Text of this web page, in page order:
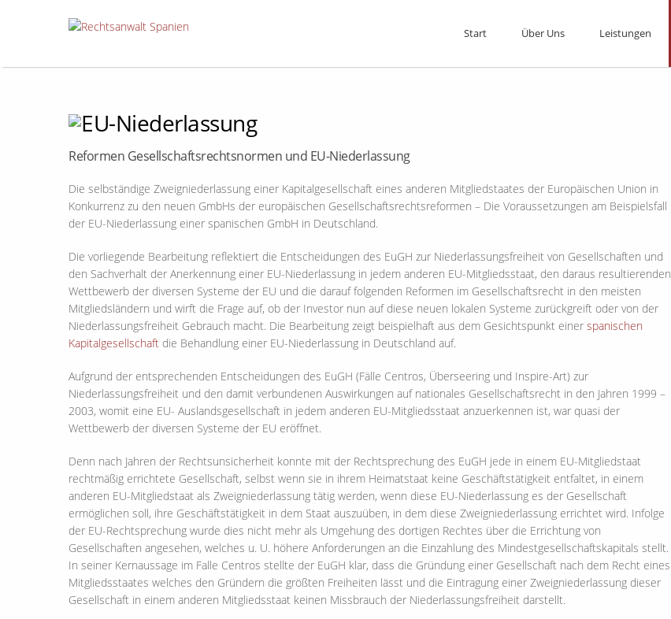
Start Über Uns Leistungen
Reformen Gesellschaftsrechtsnormen und EU-Niederlassung
Die selbständige Zweigniederlassung einer Kapitalgesellschaft eines anderen Mitgliedstaates der Europäischen Union in
Konkurrenz zu den neuen GmbHs der europäischen Gesellschaftsrechtsreformen – Die Voraussetzungen am Beispielsfall
der EU-Niederlassung einer spanischen GmbH in Deutschland.
Die vorliegende Bearbeitung reflektiert die Entscheidungen des EuGH zur Niederlassungsfreiheit von Gesellschaften und
den Sachverhalt der Anerkennung einer EU-Niederlassung in jedem anderen EU-Mitgliedsstaat, den daraus resultierenden
Wettbewerb der diversen Systeme der EU und die darauf folgenden Reformen im Gesellschaftsrecht in den meisten
Mitgliedsländern und wirft die Frage auf, ob der Investor nun auf diese neuen lokalen Systeme zurückgreift oder von der
Niederlassungsfreiheit Gebrauch macht. Die Bearbeitung zeigt beispielhaft aus dem Gesichtspunkt einer spanischen
Kapitalgesellschaft die Behandlung einer EU-Niederlassung in Deutschland auf.
Aufgrund der entsprechenden Entscheidungen des EuGH (Fälle Centros, Überseering und Inspire-Art) zur
Niederlassungsfreiheit und den damit verbundenen Auswirkungen auf nationales Gesellschaftsrecht in den Jahren 1999 –
2003, womit eine EU- Auslandsgesellschaft in jedem anderen EU-Mitgliedsstaat anzuerkennen ist, war quasi der
Wettbewerb der diversen Systeme der EU eröffnet.
Denn nach Jahren der Rechtsunsicherheit konnte mit der Rechtsprechung des EuGH jede in einem EU-Mitgliedstaat
rechtmäßig errichtete Gesellschaft, selbst wenn sie in ihrem Heimatstaat keine Geschäftstätigkeit entfaltet, in einem
anderen EU-Mitgliedstaat als Zweigniederlassung tätig werden, wenn diese EU-Niederlassung es der Gesellschaft
ermöglichen soll, ihre Geschäftstätigkeit in dem Staat auszuüben, in dem diese Zweigniederlassung errichtet wird. Infolge
der EU-Rechtsprechung wurde dies nicht mehr als Umgehung des dortigen Rechtes über die Errichtung von
Gesellschaften angesehen, welches u. U. höhere Anforderungen an die Einzahlung des Mindestgesellschaftskapitals stellt.
In seiner Kernaussage im Falle Centros stellte der EuGH klar, dass die Gründung einer Gesellschaft nach dem Recht eines
Mitgliedsstaates welches den Gründern die größten Freiheiten lässt und die Eintragung einer Zweigniederlassung dieser
Gesellschaft in einem anderen Mitgliedsstaat keinen Missbrauch der Niederlassungsfreiheit darstellt.